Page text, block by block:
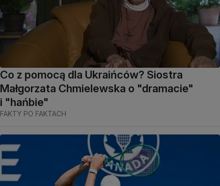
Co z pomocą dla Ukraińców? Siostra
Małgorzata Chmielewska o "dramacie"
i "hańbie"
FAKTY PO FAKTACH